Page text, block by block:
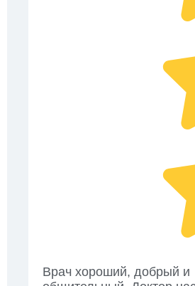
Врач хороший, добрый и